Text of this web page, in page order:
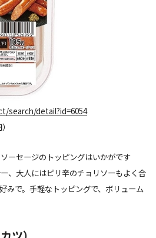
search/detail?id=6054
ーセージのトッピングはいかがです
、大人にはピリ辛のチョリソーもよく合
みで。手軽なトッピングで、ボリューム